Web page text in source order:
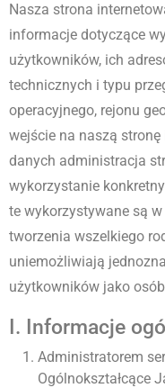
Nasza strona
informacje dotyczące
użytkowników, ich
technicznych i typu
operacyjnego, rejonu
wejście na naszą
danych administracja
wykorzystanie
te wykorzystywane są
tworzenia wszelkiego
uniemożliwiają
użytkowników jako
I. Informacje
Administratorem
Ogólnokształcące